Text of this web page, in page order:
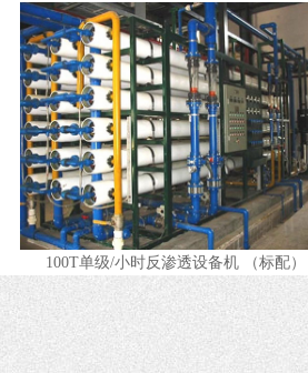
100T单级/小时反渗透设备机 （标配）